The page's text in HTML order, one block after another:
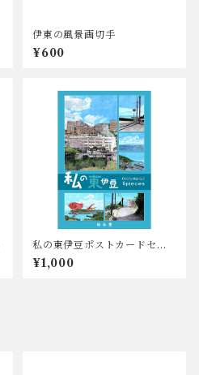
伊東の風景画切手
¥600
私の東伊豆ポストカードセッ
ト
¥1,000